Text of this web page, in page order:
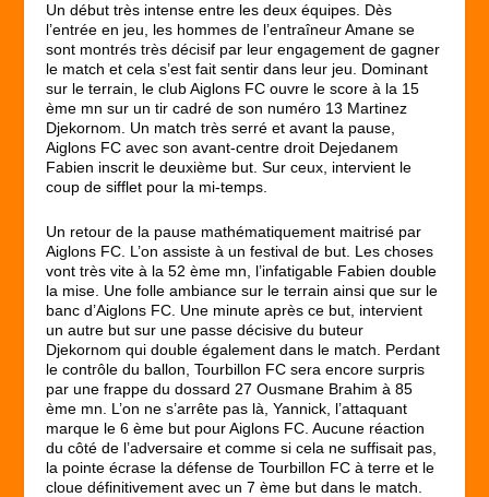
Un début très intense entre les deux équipes. Dès
l’entrée en jeu, les hommes de l’entraîneur Amane se
sont montrés très décisif par leur engagement de gagner
le match et cela s’est fait sentir dans leur jeu. Dominant
sur le terrain, le club Aiglons FC ouvre le score à la 15
ème mn sur un tir cadré de son numéro 13 Martinez
Djekornom. Un match très serré et avant la pause,
Aiglons FC avec son avant-centre droit Dejedanem
Fabien inscrit le deuxième but. Sur ceux, intervient le
coup de sifflet pour la mi-temps.
Un retour de la pause mathématiquement maitrisé par
Aiglons FC. L’on assiste à un festival de but. Les choses
vont très vite à la 52 ème mn, l’infatigable Fabien double
la mise. Une folle ambiance sur le terrain ainsi que sur le
banc d’Aiglons FC. Une minute après ce but, intervient
un autre but sur une passe décisive du buteur
Djekornom qui double également dans le match. Perdant
le contrôle du ballon, Tourbillon FC sera encore surpris
par une frappe du dossard 27 Ousmane Brahim à 85
ème mn. L’on ne s’arrête pas là, Yannick, l’attaquant
marque le 6 ème but pour Aiglons FC. Aucune réaction
du côté de l’adversaire et comme si cela ne suffisait pas,
la pointe écrase la défense de Tourbillon FC à terre et le
cloue définitivement avec un 7 ème but dans le match.